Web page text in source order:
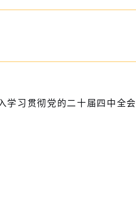
学习贯彻党的二十届四中全会